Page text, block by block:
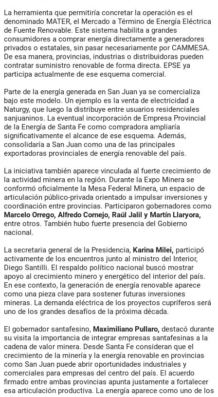
La herramienta que permitiría concretar la operación es el
denominado MATER, el Mercado a Término de Energía Eléctrica
de Fuente Renovable. Este sistema habilita a grandes
consumidores a comprar energía directamente a generadores
privados o estatales, sin pasar necesariamente por CAMMESA.
De esa manera, provincias, industrias o distribuidoras pueden
contratar suministro renovable de forma directa. EPSE ya
participa actualmente de ese esquema comercial.
Parte de la energía generada en San Juan ya se comercializa
bajo este modelo. Un ejemplo es la venta de electricidad a
Naturgy, que luego la distribuye entre usuarios residenciales
sanjuaninos. La eventual incorporación de Empresa Provincial
de la Energía de Santa Fe como compradora ampliaría
significativamente el alcance de ese esquema. Además,
consolidaría a San Juan como una de las principales
exportadoras provinciales de energía renovable del país.
La iniciativa también aparece vinculada al fuerte crecimiento de
la actividad minera en la región. Durante la Expo Minera se
conformó oficialmente la Mesa Federal Minera, un espacio de
articulación público-privada orientado a impulsar inversiones y
coordinación entre provincias. Participaron gobernadores como
Marcelo Orrego, Alfredo Cornejo, Raúl Jalil y Martín Llaryora,
entre otros. También hubo fuerte presencia del Gobierno
nacional.
La secretaria general de la Presidencia, Karina Milei, participó
activamente de los encuentros junto al ministro del Interior,
Diego Santilli. El respaldo político nacional buscó mostrar
apoyo al crecimiento minero y energético del interior del país.
En ese contexto, la generación de energía renovable aparece
como una pieza clave para sostener futuras inversiones
mineras. La demanda eléctrica de los proyectos cupríferos será
uno de los grandes desafíos de la próxima década.
El gobernador santafesino, Maximiliano Pullaro, destacó durante
su visita la importancia de integrar empresas santafesinas a la
cadena de valor minera. Desde Santa Fe consideran que el
crecimiento de la minería y la energía renovable en provincias
como San Juan puede abrir oportunidades industriales y
comerciales para empresas del centro del país. El acuerdo
firmado entre ambas provincias apunta justamente a fortalecer
esa articulación productiva. La energía aparece como uno de los